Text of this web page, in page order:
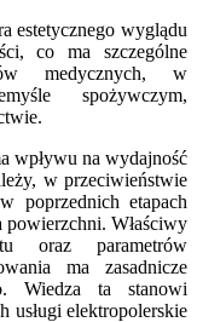
estetycznego wyglądu
co ma szczególne
medycznych, w
spożywczym,
wpływu na wydajność
w przeciwieństwie
poprzednich etapach
powierzchni. Właściwy
oraz parametrów
ma zasadnicze
Wiedza ta stanowi
usługi elektropolerskie